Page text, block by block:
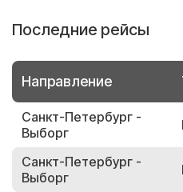
Последние рейсы
Направление
Санкт-Петербург -
Выборг
Санкт-Петербург -
Выборг